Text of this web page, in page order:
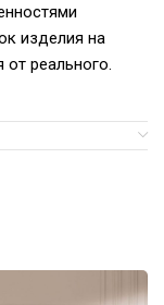
изделия на
от реального.